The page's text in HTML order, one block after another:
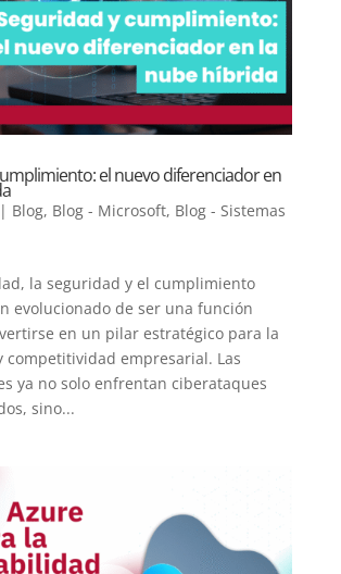
el nuevo diferenciador en
Blog, Blog - Microsoft, Blog - Sistemas
la seguridad y el cumplimiento
evolucionado de ser una función
en un pilar estratégico para la
competitividad empresarial. Las
ya no solo enfrentan ciberataques
sino...